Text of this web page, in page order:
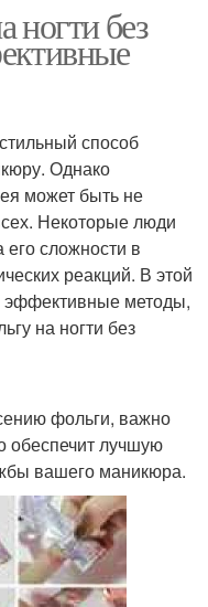
ногти без
способ
Однако
может быть не
Некоторые люди
его сложности в
реакций. В этой
эффективные методы,
на ногти без
фольги, важно
обеспечит лучшую
вашего маникюра.